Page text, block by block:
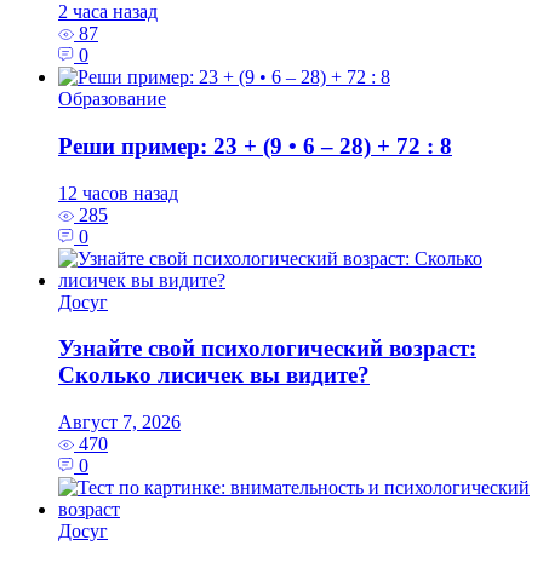
2 часа назад
87
0
Образование
Реши пример: 23 + (9 • 6 – 28) + 72 : 8
12 часов назад
285
0
Досуг
Узнайте свой психологический возраст:
Сколько лисичек вы видите?
Август 7, 2026
470
0
Досуг